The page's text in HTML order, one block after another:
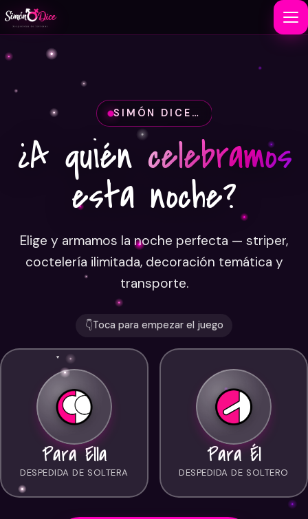
SIMÓN DICE…
¿A quiéncelebramos
esta noche?
Elige y armamos la noche perfecta — striper,
coctelería ilimitada, decoración temática y
transporte.
👇Toca para empezar el juego
Para Ella
DESPEDIDA DE SOLTERA
Para Él
DESPEDIDA DE SOLTERO